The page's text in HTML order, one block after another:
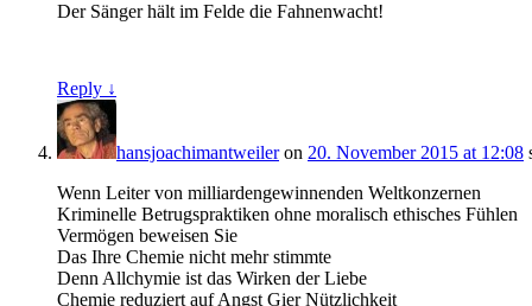
Der Sänger hält im Felde die Fahnenwacht!
Reply ↓
hansjoachimantweileron 20. November 2015 at 12:08
Wenn Leiter von milliardengewinnenden Weltkonzernen
Kriminelle Betrugspraktiken ohne moralisch ethisches Fühlen
Vermögen beweisen Sie
Das Ihre Chemie nicht mehr stimmte
Denn Allchymie ist das Wirken der Liebe
Chemie reduziert auf Angst Gier Nützlichkeit